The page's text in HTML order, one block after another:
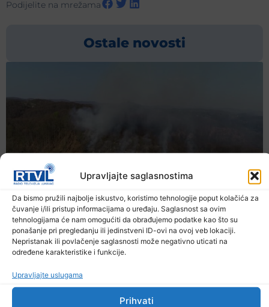
Upravljajte saglasnostima
Da bismo pružili najbolje iskustvo, koristimo tehnologije poput kolačića za
čuvanje i/ili pristup informacijama o uređaju. Saglasnost sa ovim
tehnologijama će nam omogućiti da obrađujemo podatke kao što su
ponašanje pri pregledanju ili jedinstveni ID-ovi na ovoj veb lokaciji.
Nepristanak ili povlačenje saglasnosti može negativno uticati na
određene karakteristike i funkcije.
Upravljajte uslugama
Prihvati
Podijelite na mrežama
Ostale novosti